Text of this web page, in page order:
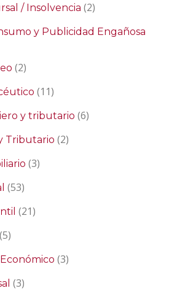
/ Insolvencia (2)
y Publicidad Engañosa
(2)
(11)
y tributario (6)
Tributario (2)
(3)
(53)
(21)
(5)
(3)
(3)